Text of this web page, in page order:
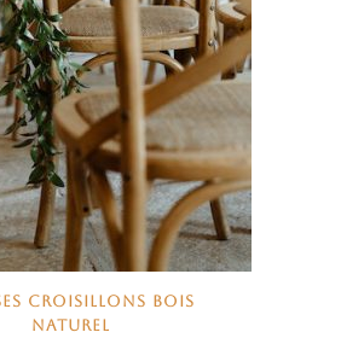
CROISILLONS BOIS
NATUREL